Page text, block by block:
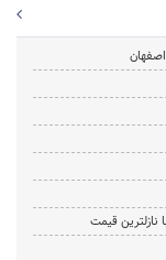
قیمت